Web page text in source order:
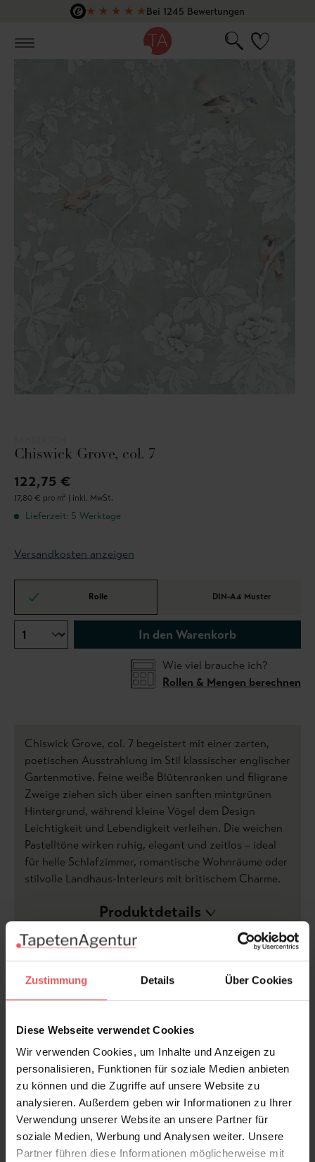
Zustimmung Details Über Cookies
Diese Webseite verwendet Cookies
Wir verwenden Cookies, um Inhalte und Anzeigen zu
personalisieren, Funktionen für soziale Medien anbieten
zu können und die Zugriffe auf unsere Website zu
analysieren. Außerdem geben wir Informationen zu Ihrer
Verwendung unserer Website an unsere Partner für
soziale Medien, Werbung und Analysen weiter. Unsere
Partner führen diese Informationen möglicherweise mit
Zum Hauptinhalt springen
★ ★ ★ ★ ★Bei 1245 Bewertungen
Chiswick Grove, col. 7
122,75 €
17,80 € pro m² | inkl. MwSt.
Lieferzeit: 5 Werktage
Versandkosten anzeigen
Rolle DIN-A4 Muster
In den Warenkorb
Wie viel brauche ich?
Rollen & Mengen berechnen
Chiswick Grove, col. 7 begeistert mit einer zarten,
poetischen Ausstrahlung im Stil klassischer englischer
Gartenmotive. Feine weiße Blütenranken und filigrane
Zweige ziehen sich über einen sanften mintgrünen
Hintergrund, während kleine Vögel dem Design
Leichtigkeit und Lebendigkeit verleihen. Die weichen
Pastelltöne wirken ruhig, elegant und zeitlos – ideal
für helle Schlafzimmer, romantische Wohnräume oder
stilvolle Landhaus-Interieurs mit britischem Charme.
Produktdetails
Versand & Zahlung
Bewertungen
FAQ
Sie haben Fragen zum Produkt?
Frage stellen
+49 (0)221 932 81 82